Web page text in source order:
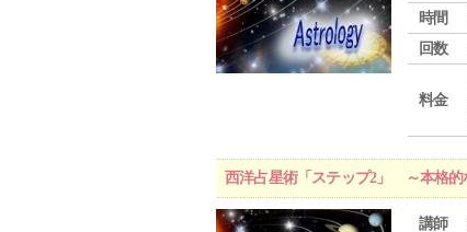
時間
回数
料金
西洋占星術「ステップ2」 ～本格的
講師